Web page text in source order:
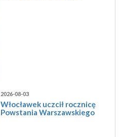
2026-08-03
Włocławek uczcił rocznicę
Powstania Warszawskiego